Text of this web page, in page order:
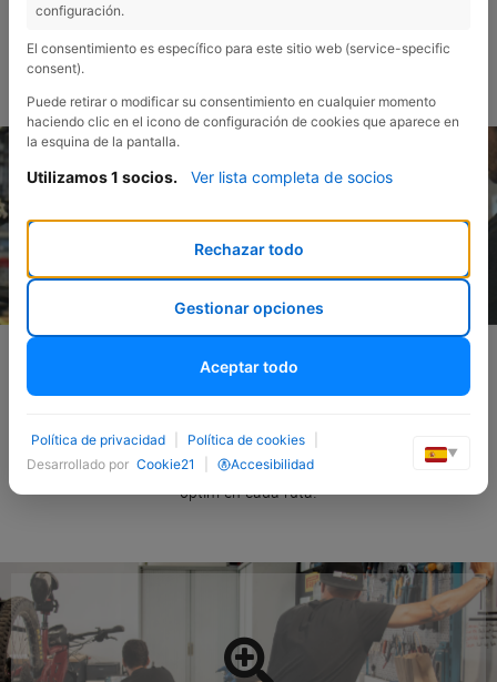
Mantingues la teva bicicleta en perfecte estat amb el nostre servei
durabilitat, eficiència i màxim rendiment en cada sortida.
A Òptimbike oferim un servei professional de reparació per a tot
tipus de bicicletes, garantint seguretat, durabilitat i rendiment
òptim en cada ruta.
configuración.
El consentimiento es específico para este sitio web (service-specific
consent).
Puede retirar o modificar su consentimiento en cualquier momento
haciendo clic en el icono de configuración de cookies que aparece en
la esquina de la pantalla.
Utilizamos 1 socios. Ver lista completa de socios
Rechazar todo
Gestionar opciones
Aceptar todo
Política de privacidad Política de cookies
Desarrollado por Cookie21 Accesibilidad
▼